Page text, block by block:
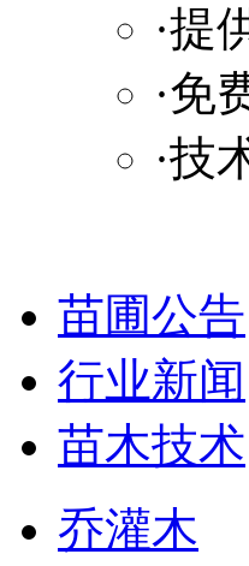
·提
·免
·技
苗圃公告
行业新闻
苗木技术
乔灌木